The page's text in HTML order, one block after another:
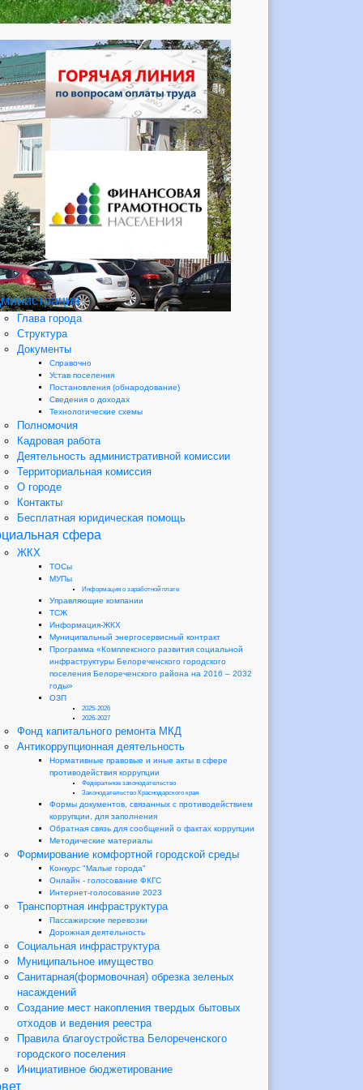
Глава города
Структура
Документы
Справочно
Устав поселения
Постановления (обнародование)
Сведения о доходах
Технологические схемы
Полномочия
Кадровая работа
Деятельность административной комиссии
Территориальная комиссия
О городе
Контакты
Бесплатная юридическая помощь
сфера
ЖКХ
ТОСы
МУПы
Информация о заработной плате
Управляющие компании
ТСЖ
Информация-ЖКХ
Муниципальный энергосервисный контракт
Программа «Комплексного развития социальной
инфраструктуры Белореченского городского
поселения Белореченского района на 2016 – 2032
годы»
ОЗП
2025-2026
2026-2027
Фонд капитального ремонта МКД
Антикоррупционная деятельность
Нормативные правовые и иные акты в сфере
противодействия коррупции
Федеральное законодательство
Законодательство Краснодарского края
Формы документов, связанных с противодействием
коррупции, для заполнения
Обратная связь для сообщений о фактах коррупции
Методические материалы
Формирование комфортной городской среды
Конкурс "Малые города"
Онлайн - голосование ФКГС
Интернет-голосование 2023
Транспортная инфраструктура
Пассажирские перевозки
Дорожная деятельность
Социальная инфраструктура
Муниципальное имущество
Санитарная(формовочная) обрезка зеленых
насаждений
Создание мест накопления твердых бытовых
отходов и ведения реестра
Правила благоустройства Белореченского
городского поселения
Инициативное бюджетирование